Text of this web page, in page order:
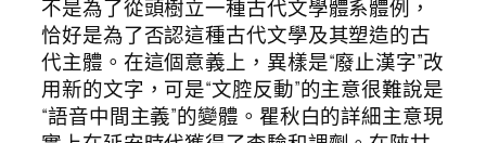
不是為了從頭樹立一種古代文學體系體例，
恰好是為了否認這種古代文學及其塑造的古
代主體。在這個意義上，異樣是“廢止漢字”改
用新的文字，可是“文腔反動”的主意很難說是
“語音中間主義”的變體。瞿秋白的詳細主意現